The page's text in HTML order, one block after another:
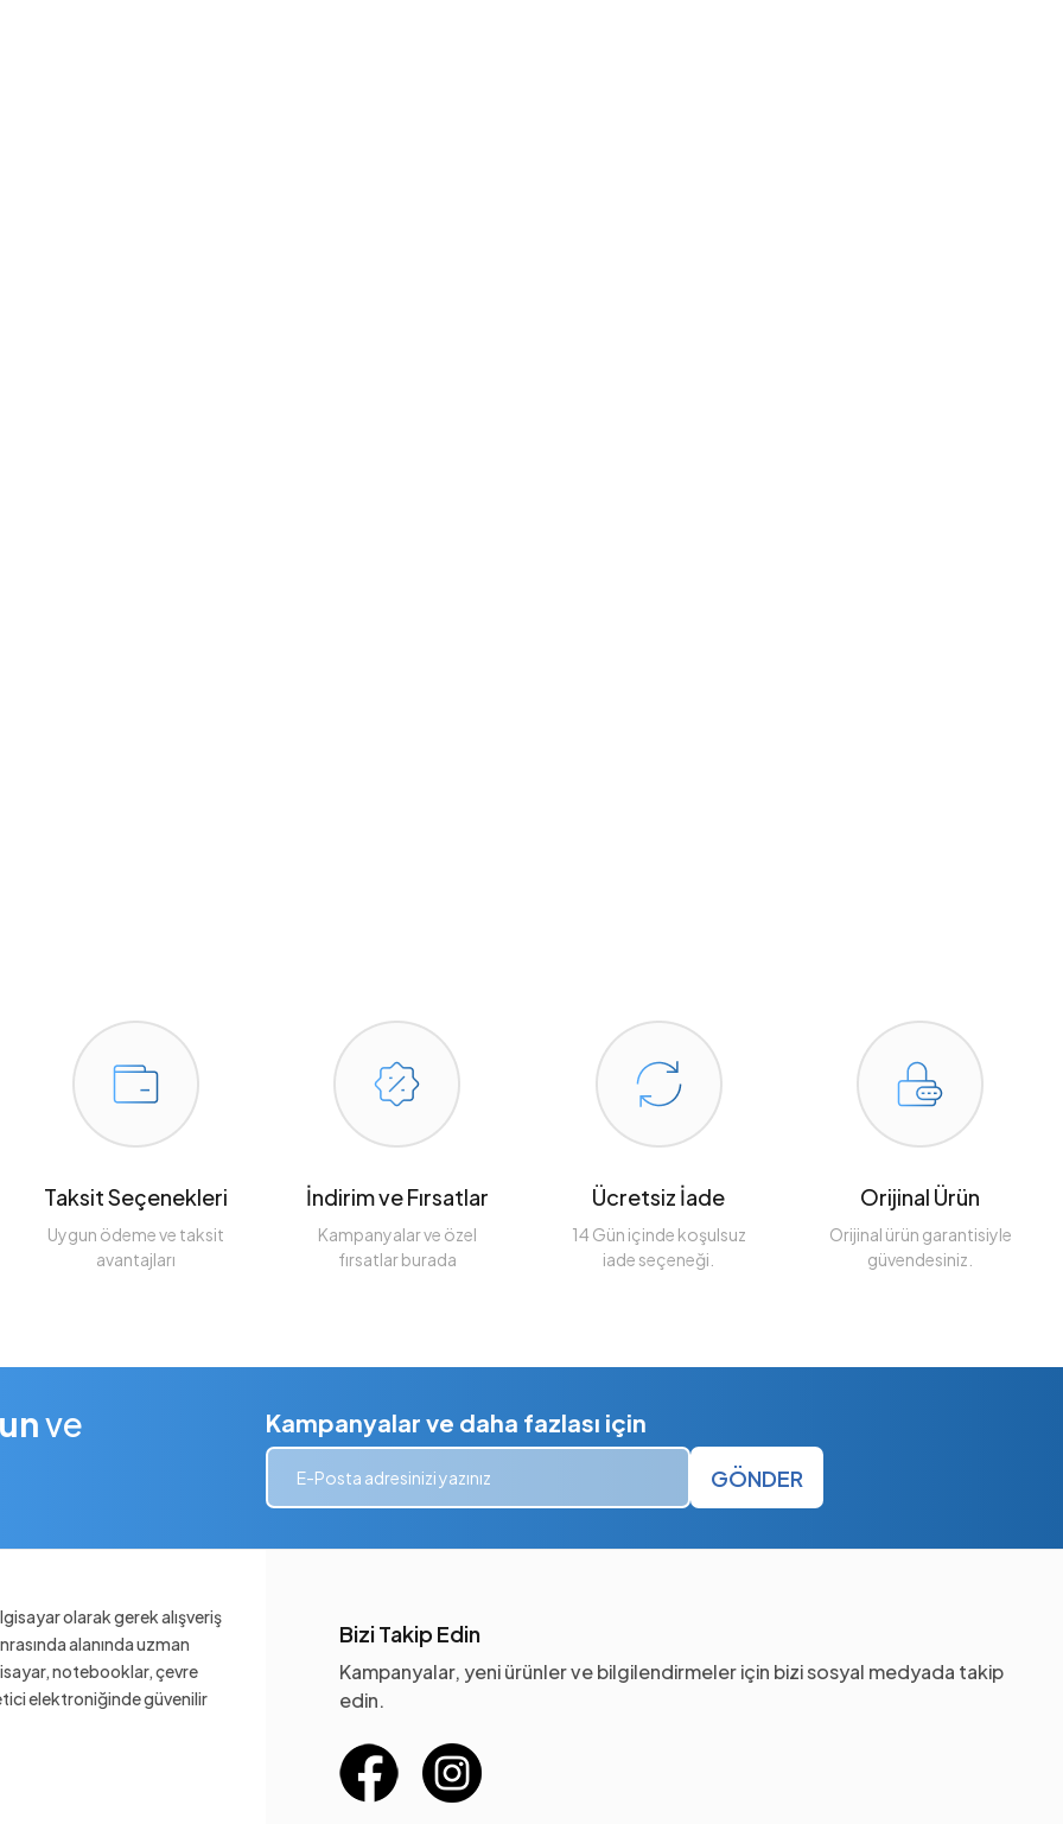
Taksit Seçenekleri
Uygun ödeme ve taksit
avantajları
İndirim ve Fırsatlar
Kampanyalar ve özel
fırsatlar burada
Ücretsiz İade
14 Gün içinde koşulsuz
iade seçeneği.
Orijinal Ürün
Orijinal ürün garantisiyle
güvendesiniz.
ve
Kampanyalar ve daha fazlası için
GÖNDER
olarak gerek alışveriş
alanında uzman
notebooklar, çevre
elektroniğinde güvenilir
Bizi Takip Edin
Kampanyalar, yeni ürünler ve bilgilendirmeler için bizi sosyal medyada takip
edin.